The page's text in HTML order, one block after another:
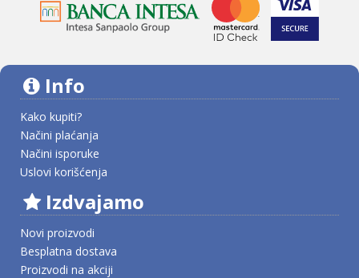
Info
Kako kupiti?
Načini plaćanja
Načini isporuke
Uslovi korišćenja
Izdvajamo
Novi proizvodi
Besplatna dostava
Proizvodi na akciji